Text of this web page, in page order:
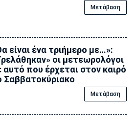
Μετάβαση
είναι ένα τριήμερο με…»:
οι μετεωρολόγοι
αυτό που έρχεται στον καιρό
Σαββατοκύριακο
Μετάβαση